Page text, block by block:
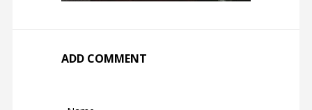
ADD COMMENT